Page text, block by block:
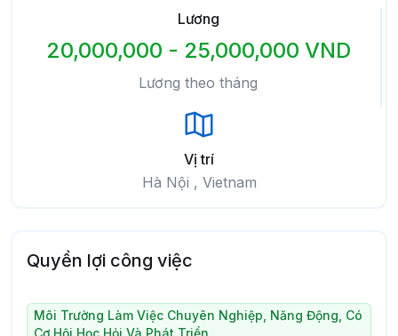
Lương
20,000,000 - 25,000,000 VND
Lương theo tháng
Vị trí
Hà Nội , Vietnam
Quyền lợi công việc
Môi Trường Làm Việc Chuyên Nghiệp, Năng Động, Có
Cơ Hội Học Hỏi Và Phát Triển